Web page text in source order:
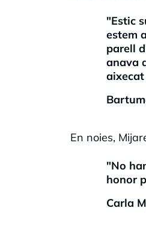
"Estic
estem
parell
anava
En noies,
"No
honor
Carla